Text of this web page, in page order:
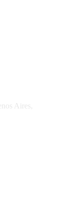
Aires,